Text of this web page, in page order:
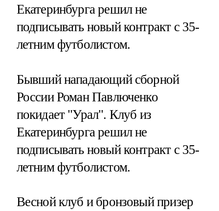
Екатеринбурга решил не
подписывать новый контракт с 35-
летним футболистом.
Бывший нападающий сборной
России Роман Павлюченко
покидает "Урал". Клуб из
Екатеринбурга решил не
подписывать новый контракт с 35-
летним футболистом.
Весной клуб и бронзовый призер